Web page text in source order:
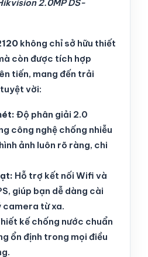
2.0MP DS-
không chỉ sở hữu thiết
còn được tích hợp
tiến, mang đến trải
vời:
Độ phân giải 2.0
công nghệ chống nhiễu
ảnh luôn rõ ràng, chi
Hỗ trợ kết nối Wifi và
giúp bạn dễ dàng cài
camera từ xa.
kế chống nước chuẩn
ổn định trong mọi điều